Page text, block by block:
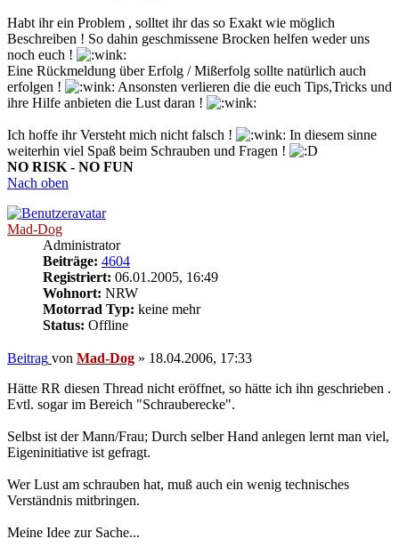
Habt ihr ein Problem , solltet ihr das so Exakt wie möglich
Beschreiben ! So dahin geschmissene Brocken helfen weder uns
noch euch !
Eine Rückmeldung über Erfolg / Mißerfolg sollte natürlich auch
erfolgen !
Ansonsten verlieren die die euch Tips,Tricks und
ihre Hilfe anbieten die Lust daran !
Ich hoffe ihr Versteht mich nicht falsch !
In diesem sinne
weiterhin viel Spaß beim Schrauben und Fragen !
NO RISK - NO FUN
Nach oben
Mad-Dog
Administrator
Beiträge: 4604
Registriert: 06.01.2005, 16:49
Wohnort: NRW
Motorrad Typ: keine mehr
Status: Offline
Beitrag von Mad-Dog » 18.04.2006, 17:33
Hätte RR diesen Thread nicht eröffnet, so hätte ich ihn geschrieben .
Evtl. sogar im Bereich "Schrauberecke".
Selbst ist der Mann/Frau; Durch selber Hand anlegen lernt man viel,
Eigeninitiative ist gefragt.
Wer Lust am schrauben hat, muß auch ein wenig technisches
Verständnis mitbringen.
Meine Idee zur Sache...